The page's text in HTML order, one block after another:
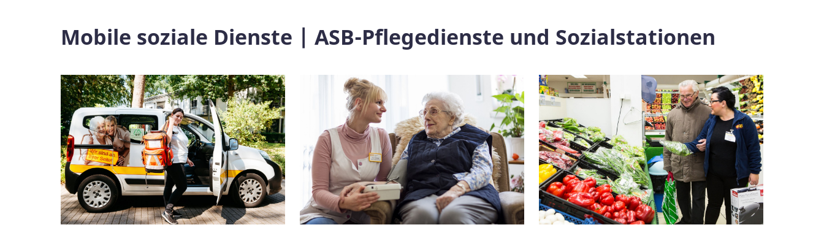
Mobile soziale Dienste | ASB-Pflegedienste und Sozialstationen